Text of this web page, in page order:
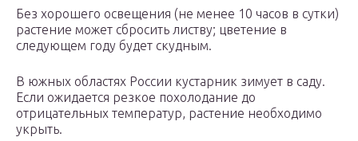
Без хорошего освещения (не менее 10 часов в сутки)
растение может сбросить листву; цветение в
следующем году будет скудным.
В южных областях России кустарник зимует в саду.
Если ожидается резкое похолодание до
отрицательных температур, растение необходимо
укрыть.